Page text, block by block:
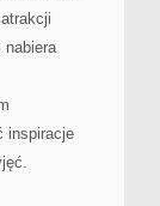
inspiracje